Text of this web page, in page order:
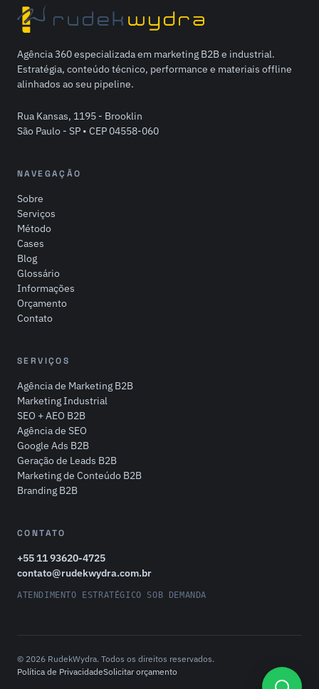
Agência 360 especializada em marketing B2B e industrial.
Estratégia, conteúdo técnico, performance e materiais offline
alinhados ao seu pipeline.
Rua Kansas, 1195 - Brooklin
São Paulo - SP • CEP 04558-060
NAVEGAÇÃO
Sobre
Serviços
Método
Cases
Blog
Glossário
Informações
Orçamento
Contato
SERVIÇOS
Agência de Marketing B2B
Marketing Industrial
SEO + AEO B2B
Agência de SEO
Google Ads B2B
Geração de Leads B2B
Marketing de Conteúdo B2B
Branding B2B
CONTATO
+55 11 93620-4725
contato@rudekwydra.com.br
ATENDIMENTO ESTRATÉGICO SOB DEMANDA
© 2026 RudekWydra. Todos os direitos reservados.
Política de PrivacidadeSolicitar orçamento